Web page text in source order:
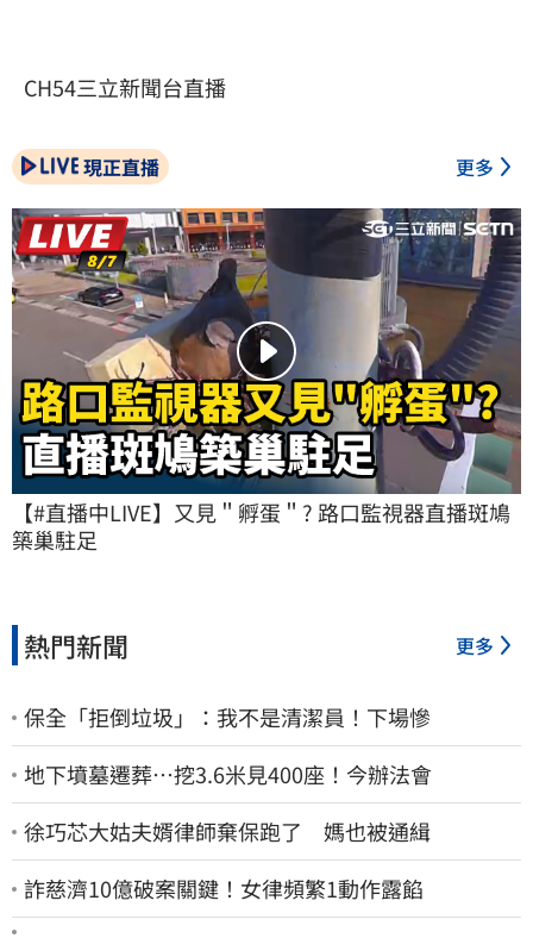
CH54三立新聞台直播
現正直播 更多
【#直播中LIVE】又見＂孵蛋＂? 路口監視器直播斑鳩
築巢駐足
熱門新聞 更多
保全「拒倒垃圾」：我不是清潔員！下場慘
地下墳墓遷葬…挖3.6米見400座！今辦法會
徐巧芯大姑夫婿律師棄保跑了 媽也被通緝
詐慈濟10億破案關鍵！女律頻繁1動作露餡